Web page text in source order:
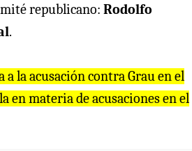
republicano: Rodolfo
.
a la acusación contra Grau en el
en materia de acusaciones en el